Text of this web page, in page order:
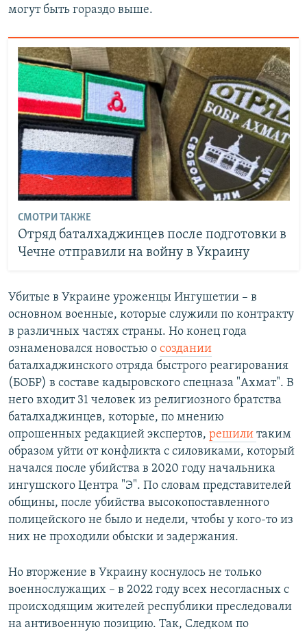
могут быть гораздо выше.
СМОТРИ ТАКЖЕ
Отряд баталхаджинцев после подготовки в
Чечне отправили на войну в Украину
Убитые в Украине уроженцы Ингушетии – в
основном военные, которые служили по контракту
в различных частях страны. Но конец года
ознаменовался новостью о создании
баталхаджинского отряда быстрого реагирования
(БОБР) в составе кадыровского спецназа "Ахмат". В
него входит 31 человек из религиозного братства
баталхаджинцев, которые, по мнению
опрошенных редакцией экспертов, решили таким
образом уйти от конфликта с силовиками, который
начался после убийства в 2020 году начальника
ингушского Центра "Э". По словам представителей
общины, после убийства высокопоставленного
полицейского не было и недели, чтобы у кого-то из
них не проходили обыски и задержания.
Но вторжение в Украину коснулось не только
военнослужащих – в 2022 году всех несогласных с
происходящим жителей республики преследовали
на антивоенную позицию. Так, Следком по